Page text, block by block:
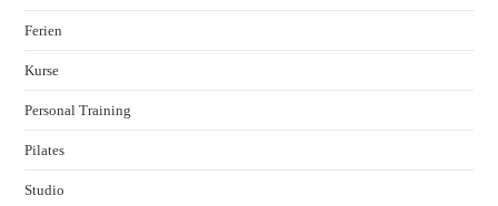
Ferien
Kurse
Personal Training
Pilates
Studio